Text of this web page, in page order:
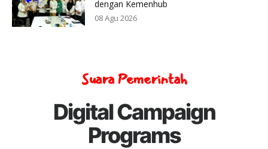
dengan Kemenhub
08 Agu 2026
Suara Pemerintah
Digital Campaign
Programs